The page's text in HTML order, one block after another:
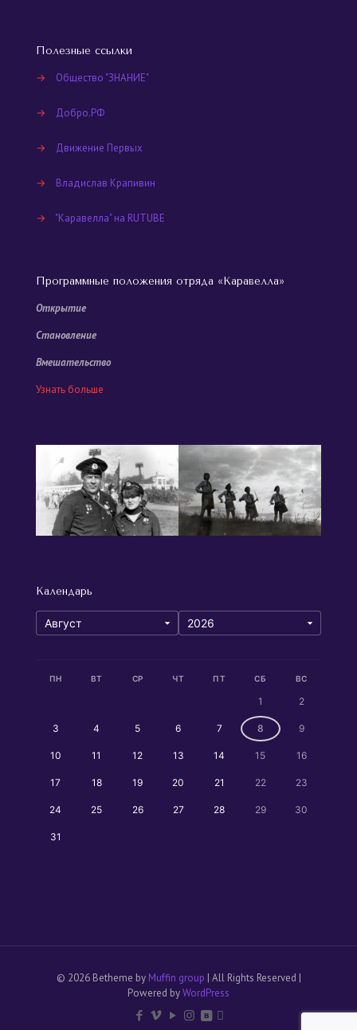
Полезные ссылки
→ Общество "ЗНАНИЕ"
→ Добро.РФ
→ Движение Первых
→ Владислав Крапивин
→ "Каравелла" на RUTUBE
Программные положения отряда «Каравелла»
Открытие
Становление
Вмешательство
Узнать больше
Календарь
ПН ВТ СР ЧТ ПТ СБ ВС
1 2
3 4 5 6 7 8 9
10 11 12 13 14 15 16
17 18 19 20 21 22 23
24 25 26 27 28 29 30
31
© 2026 Betheme by Muffin group | All Rights Reserved |
Powered byWordPress